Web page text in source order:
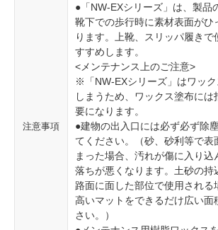
注意事項
●「NW-EXシリーズ」は、製品
靴下での歩行時に素材表面がひ
ります。上靴、スリッパ履きで
すすめします。
<メンテナンス上のご注意>
※「NW-EXシリーズ」はワッ
しまうため、ワックス塗布に
要になります。
●建物の出入口には必ず必ず除
てください。（砂、砂利等で表
まった場合、汚れが傷に入り
落ちが悪くなります。土砂の持
路面に面した部位で使用される
高いマットをできるだけ広い面
さい。）